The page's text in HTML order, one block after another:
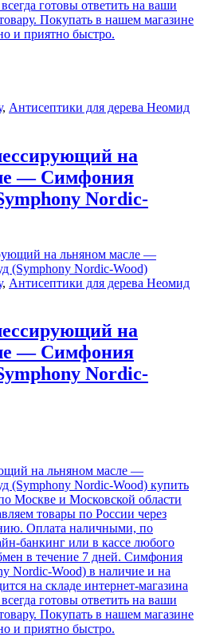
готовы ответить на ваши
Покупать в нашем магазине
и приятно быстро.
, Антисептики для дерева Неомид
на
— Симфония
Nordic-
, Антисептики для дерева Неомид
на
— Симфония
Nordic-
на льняном масле —
(Symphony Nordic-Wood) купить
Москве и Московской области
товары по России через
Оплата наличными, по
банкинг или в кассе любого
в течение 7 дней. Симфония
Nordic-Wood) в наличие и на
на складе интернет-магазина
готовы ответить на ваши
Покупать в нашем магазине
и приятно быстро.